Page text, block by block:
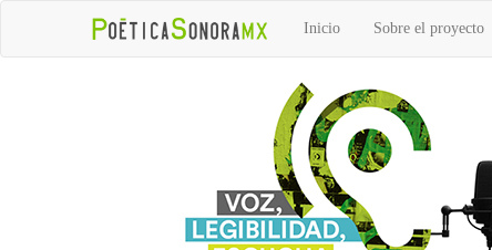
Inicio Sobre el proyecto